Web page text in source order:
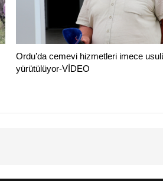
Ordu’da cemevi hizmetleri imece
yürütülüyor-VİDEO